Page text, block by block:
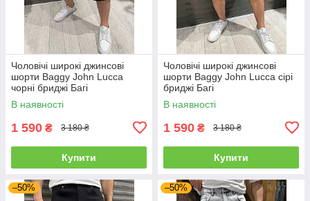
Чоловічі широкі джинсові
шорти Baggy John Lucca
чорні бриджі Багі
В наявності
1 590 ₴ 3 180 ₴
Купити
Чоловічі широкі джинсові
шорти Baggy John Lucca сірі
бриджі Багі
В наявності
1 590 ₴ 3 180 ₴
Купити
–50% –50%